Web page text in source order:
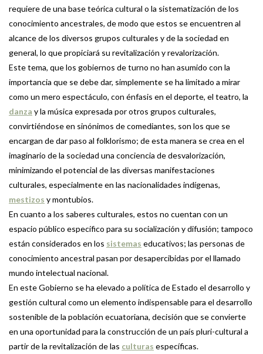
requiere de una base teórica cultural o la sistematización de los
conocimiento ancestrales, de modo que estos se encuentren al
alcance de los diversos grupos culturales y de la sociedad en
general, lo que propiciará su revitalización y revalorización.
Este tema, que los gobiernos de turno no han asumido con la
importancia que se debe dar, simplemente se ha limitado a mirar
como un mero espectáculo, con énfasis en el deporte, el teatro, la
danza y la música expresada por otros grupos culturales,
convirtiéndose en sinónimos de comediantes, son los que se
encargan de dar paso al folklorismo; de esta manera se crea en el
imaginario de la sociedad una conciencia de desvalorización,
minimizando el potencial de las diversas manifestaciones
culturales, especialmente en las nacionalidades indígenas,
mestizos y montubios.
En cuanto a los saberes culturales, estos no cuentan con un
espacio público específico para su socialización y difusión; tampoco
están considerados en los sistemas educativos; las personas de
conocimiento ancestral pasan por desapercibidas por el llamado
mundo intelectual nacional.
En este Gobierno se ha elevado a política de Estado el desarrollo y
gestión cultural como un elemento indispensable para el desarrollo
sostenible de la población ecuatoriana, decisión que se convierte
en una oportunidad para la construcción de un país pluri-cultural a
partir de la revitalización de las culturas específicas.